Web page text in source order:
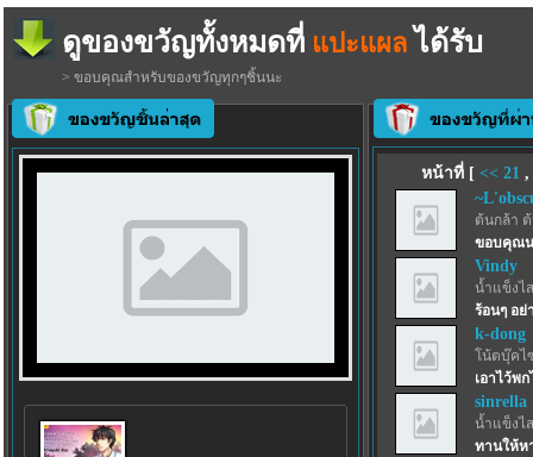
ดูของขวัญทั้งหมดที่ แปะแผล ได้รับ
> ขอบคุณสำหรับของขวัญทุกๆชิ้นนะ
หน้าที่ [ << 21 ,
ต้นกล้า
ขอบคุณน
Vindy
น้ำแข็งไ
ร้อนๆ อย่
k-dong
โน้ตบุ๊คไ
เอาไว้พ
sinrella
น้ำแข็งไ
ทานให้ห